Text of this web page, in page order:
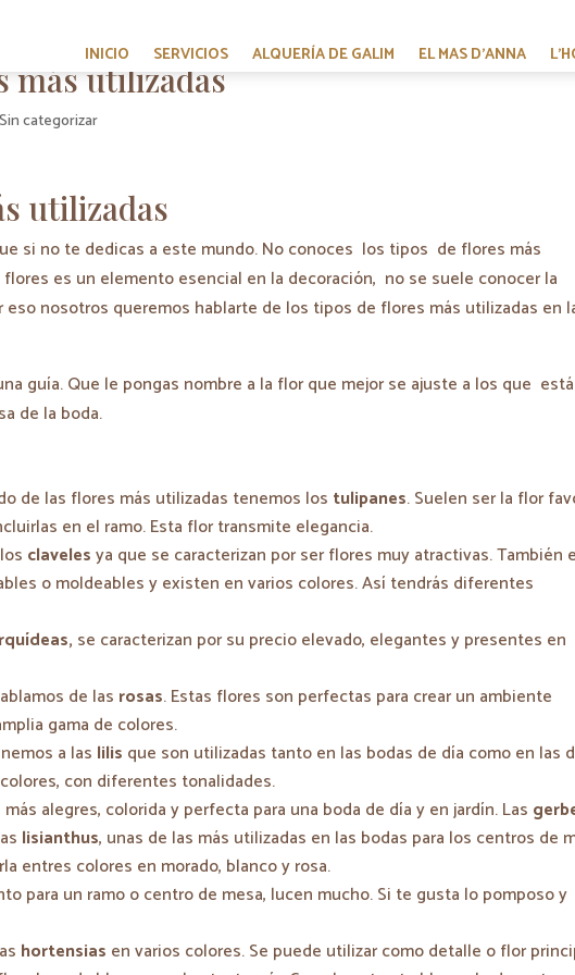
INICIO SERVICIOS ALQUERÍA DE GALIM EL MAS D’ANNA
más utilizadas
Sin categorizar
utilizadas
si no te dedicas a este mundo. No conoces los tipos de flores más
es un elemento esencial en la decoración, no se suele conocer la
nosotros queremos hablarte de los tipos de flores más utilizadas en
guía. Que le pongas nombre a la flor que mejor se ajuste a los que
de la boda.
de las flores más utilizadas tenemos los tulipanes. Suelen ser la flor
en el ramo. Esta flor transmite elegancia.
clavelesya que se caracterizan por ser flores muy atractivas. También
o moldeables y existen en varios colores. Así tendrás diferentes
se caracterizan por su precio elevado, elegantes y presentes en
de las rosas. Estas flores son perfectas para crear un ambiente
gama de colores.
a las lilis que son utilizadas tanto en las bodas de día como en las
con diferentes tonalidades.
alegres, colorida y perfecta para una boda de día y en jardín. Las
lisianthus, unas de las más utilizadas en las bodas para los centros de
entres colores en morado, blanco y rosa.
para un ramo o centro de mesa, lucen mucho. Si te gusta lo pomposo y
hortensias en varios colores. Se puede utilizar como detalle o flor